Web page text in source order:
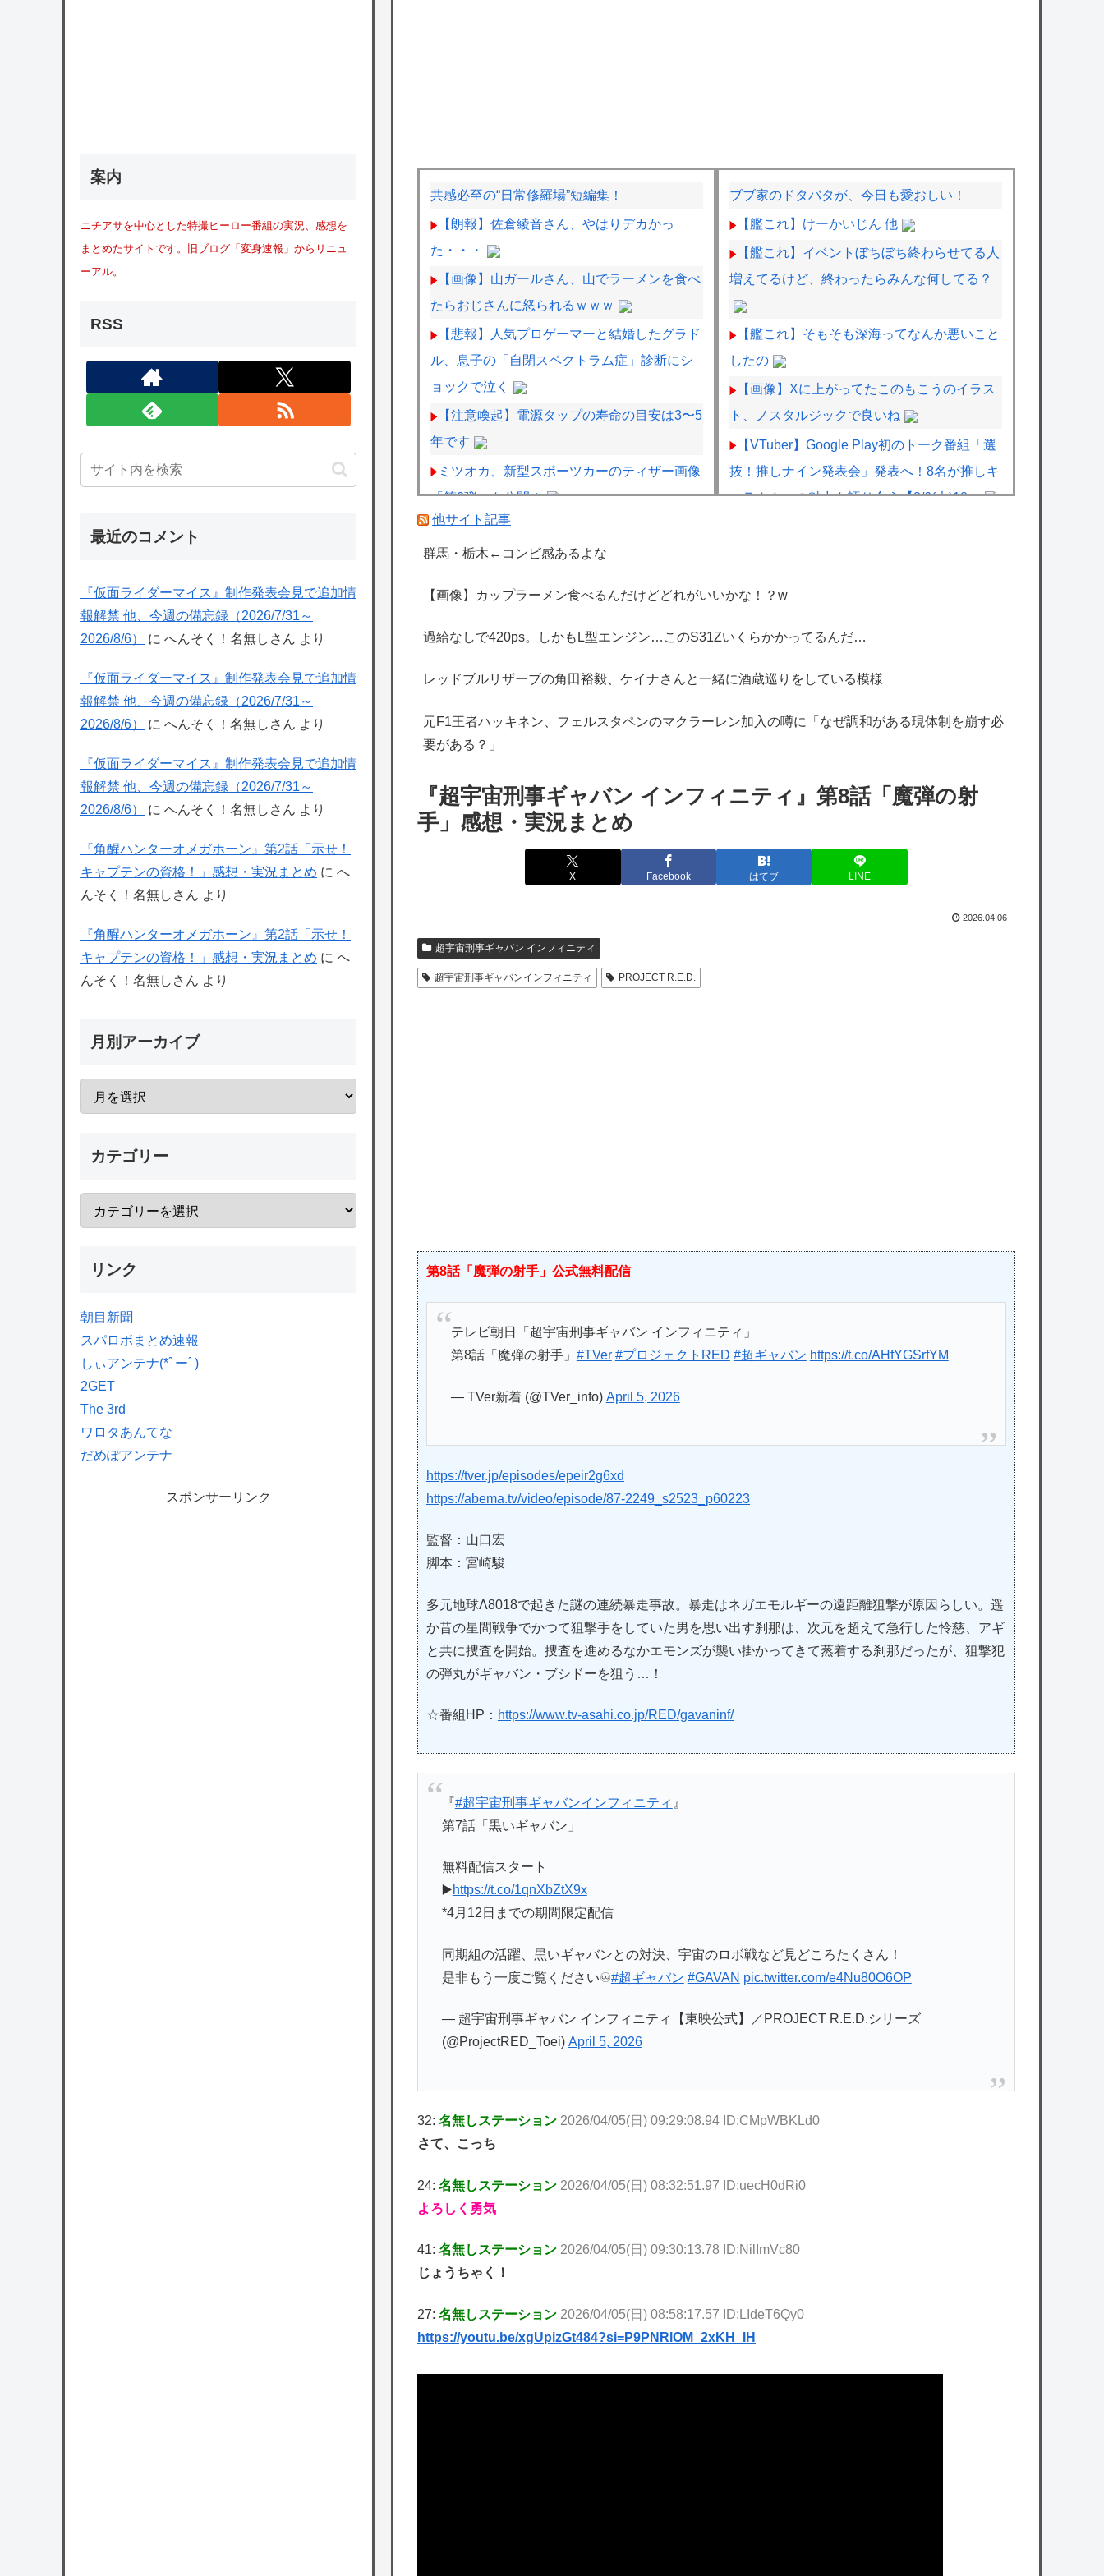
共感必至の“日常修羅場”短編集！
【朗報】佐倉綾音さん、やはりデカかっ
た・・・
【画像】山ガールさん、山でラーメンを食べ
たらおじさんに怒られるｗｗｗ
【悲報】人気プロゲーマーと結婚したグラド
ル、息子の「自閉スペクトラム症」診断にシ
ョックで泣く
【注意喚起】電源タップの寿命の目安は3〜5
年です
ミツオカ、新型スポーツカーのティザー画像
「第3弾」を公開！
【棋王戦】豊島将之九段が中村太地八段に勝
ち、３回戦進出
海外「日本は特別！」日本の地震支援を申し
の為替介入再びで海外が大騒ぎ
韓国人「実は日本経済を支えて生かしている
も感謝してるらしい…（ﾌﾞﾙﾌﾞﾙ」＝韓国の反
応
海外「日本よ、お前がナンバーワンだ」 熊
本地震直後の日本の対応のスピードに世界が
★【ワートリ】細かい情報まで含めて構成さ
れたキャラの掛け合いだからなぁ（約100人）
ブブ家のドタバタが、今日も愛おしい！
【艦これ】けーかいじん 他
【艦これ】イベントぼちぼち終わらせてる人
増えてるけど、終わったらみんな何してる？
【艦これ】そもそも深海ってなんか悪いこと
したの
【画像】Xに上がってたこのもこうのイラス
ト、ノスタルジックで良いね
【VTuber】Google Play初のトーク番組「選
抜！推しナイン発表会」発表へ！8名が推しキ
ャラクターの魅力を語り合う【8/6(木)18:...
【デレマス】総選挙のアイドル達の出馬風ポ
ロンＰ第１話「始まりの巫女」
うｗｗｗｗｗ
望の戦場でとんでもない策を思いつくｗｗｗ
他サイト記事
群馬・栃木←コンビ感あるよな
【画像】カップラーメン食べるんだけどどれがいいかな！？w
過給なしで420ps。しかもL型エンジン…このS31Zいくらかかってるんだ…
レッドブルリザーブの角田裕毅、ケイナさんと一緒に酒蔵巡りをしている模様
元F1王者ハッキネン、フェルスタペンのマクラーレン加入の噂に「なぜ調和がある現体制を崩す必
要がある？」
『超宇宙刑事ギャバン インフィニティ』第8話「魔弾の射
手」感想・実況まとめ
X Facebook はてブ LINE
2026.04.06
超宇宙刑事ギャバン インフィニティ
超宇宙刑事ギャバンインフィニティ PROJECT R.E.D.
第8話「魔弾の射手」公式無料配信
テレビ朝日「超宇宙刑事ギャバン インフィニティ」
第8話「魔弾の射手」 #TVer #プロジェクトRED #超ギャバン https://t.co/AHfYGSrfYM
— TVer新着 (@TVer_info) April 5, 2026
https://tver.jp/episodes/epeir2g6xd
https://abema.tv/video/episode/87-2249_s2523_p60223
監督：山口宏
脚本：宮崎駿
多元地球Λ8018で起きた謎の連続暴走事故。暴走はネガエモルギーの遠距離狙撃が原因らしい。遥
か昔の星間戦争でかつて狙撃手をしていた男を思い出す刹那は、次元を超えて急行した怜慈、アギ
と共に捜査を開始。捜査を進めるなかエモンズが襲い掛かってきて蒸着する刹那だったが、狙撃犯
の弾丸がギャバン・ブシドーを狙う…！
☆番組HP： https://www.tv-asahi.co.jp/RED/gavaninf/
『#超宇宙刑事ギャバンインフィニティ 』
第7話「黒いギャバン」
無料配信スタート
▶️https://t.co/1qnXbZtX9x
*4月12日までの期間限定配信
同期組の活躍、黒いギャバンとの対決、宇宙のロボ戦など見どころたくさん！
是非もう一度ご覧ください♾️#超ギャバン #GAVAN pic.twitter.com/e4Nu80O6OP
— 超宇宙刑事ギャバン インフィニティ【東映公式】／PROJECT R.E.D.シリーズ
(@ProjectRED_Toei) April 5, 2026
32: 名無しステーション 2026/04/05(日) 09:29:08.94 ID:CMpWBKLd0
さて、こっち
24: 名無しステーション 2026/04/05(日) 08:32:51.97 ID:uecH0dRi0
よろしく勇気
41: 名無しステーション 2026/04/05(日) 09:30:13.78 ID:NilImVc80
じょうちゃく！
27: 名無しステーション 2026/04/05(日) 08:58:17.57 ID:LIdeT6Qy0
https://youtu.be/xgUpizGt484?si=P9PNRlOM_2xKH_IH
案内
ニチアサを中心とした特撮ヒーロー番組の実況、感想を
まとめたサイトです。旧ブログ「変身速報」からリニュ
ーアル。
RSS
最近のコメント
『仮面ライダーマイス』制作発表会見で追加情
報解禁 他、今週の備忘録（2026/7/31～
2026/8/6）
に へんそく！名無しさん より
『仮面ライダーマイス』制作発表会見で追加情
報解禁 他、今週の備忘録（2026/7/31～
2026/8/6）
に へんそく！名無しさん より
『仮面ライダーマイス』制作発表会見で追加情
報解禁 他、今週の備忘録（2026/7/31～
2026/8/6）
に へんそく！名無しさん より
『角醒ハンターオメガホーン』第2話「示せ！
キャプテンの資格！」感想・実況まとめ に へ
んそく！名無しさん より
『角醒ハンターオメガホーン』第2話「示せ！
キャプテンの資格！」感想・実況まとめ に へ
んそく！名無しさん より
月別アーカイブ
カテゴリー
リンク
朝目新聞
スパロボまとめ速報
しぃアンテナ(*ﾟーﾟ)
2GET
The 3rd
ワロタあんてな
だめぽアンテナ
スポンサーリンク